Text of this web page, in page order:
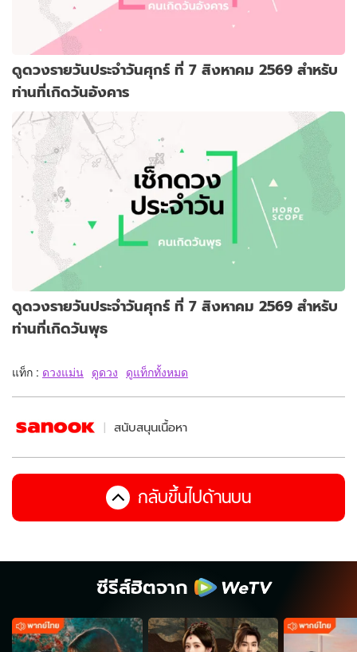
ดูดวงรายวันประจำวันศุกร์ ที่ 7 สิงหาคม 2569 สำหรับ
ท่านที่เกิดวันอังคาร
ดูดวงรายวันประจำวันศุกร์ ที่ 7 สิงหาคม 2569 สำหรับ
ท่านที่เกิดวันพุธ
แท็ก : ดวงแม่น ดูดวง ดูแท็กทั้งหมด
สนับสนุนเนื้อหา
กลับขึ้นไปด้านบน
ซีรีส์ฮิตจาก